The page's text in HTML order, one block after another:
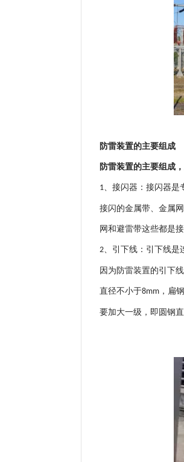
防雷装置的主要组成
防雷装置的主要组成，
1、接闪器：接闪器是
接闪的金属带、金属
网和避雷带这些都是
2、引下线：引下线是
因为防雷装置的引下
直径不小于8mm ，扁
要加大一级，即圆钢